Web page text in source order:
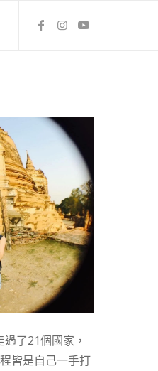
了21個國家，
皆是自己一手打